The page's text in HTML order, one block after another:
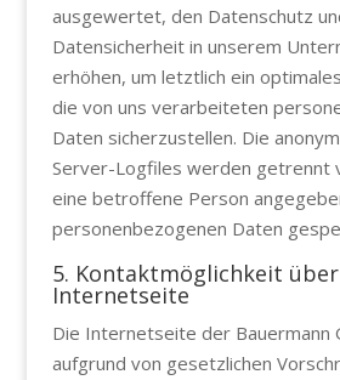
ausgewertet, den Datenschutz
Datensicherheit in unserem
erhöhen, um letztlich ein
die von uns verarbeiteten
Daten sicherzustellen. Die
Server-Logfiles werden getrennt
eine betroffene Person
personenbezogenen Daten
5. Kontaktmöglichkeit
Internetseite
Die Internetseite der Bauermann
aufgrund von gesetzlichen